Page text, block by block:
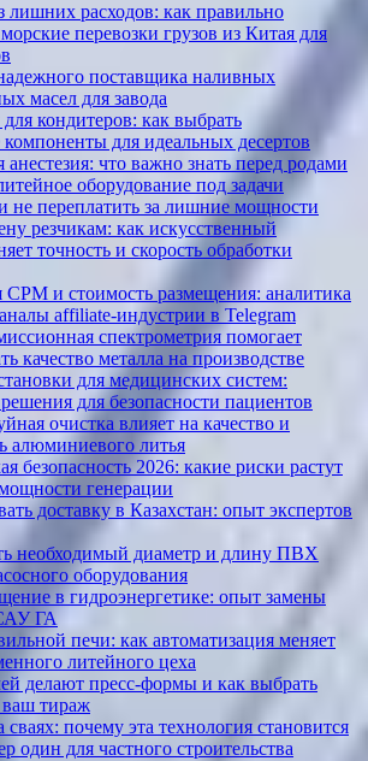
лишних расходов: как правильно
перевозки грузов из Китая для
поставщика наливных
масел для завода
кондитеров: как выбрать
компоненты для идеальных десертов
анестезия: что важно знать перед родами
оборудование под задачи
не переплатить за лишние мощности
резчикам: как искусственный
точность и скорость обработки
и стоимость размещения: аналитика
affiliate-индустрии в Telegram
спектрометрия помогает
качество металла на производстве
для медицинских систем:
для безопасности пациентов
очистка влияет на качество и
алюминиевого литья
безопасность 2026: какие риски растут
генерации
доставку в Казахстан: опыт экспертов
необходимый диаметр и длину ПВХ
оборудования
в гидроэнергетике: опыт замены
ГА
печи: как автоматизация меняет
литейного цеха
делают пресс-формы и как выбрать
ваш тираж
почему эта технология становится
один для частного строительства